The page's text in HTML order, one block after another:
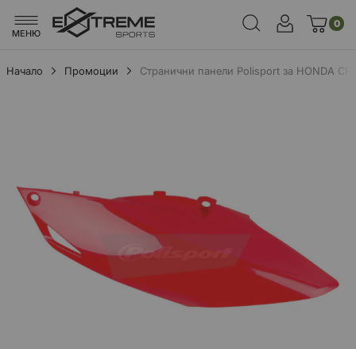
МЕНЮ
0
Начало Промоции
Странични панели Polisport за HONDA